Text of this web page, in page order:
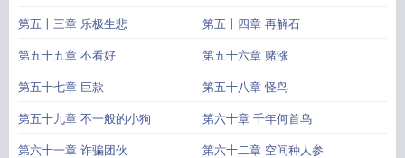
第五十三章 乐极生悲 第五十四章 再解石
第五十五章 不看好 第五十六章 赌涨
第五十七章 巨款 第五十八章 怪鸟
第五十九章 不一般的小狗 第六十章 千年何首乌
第六十一章 诈骗团伙 第六十二章 空间种人参